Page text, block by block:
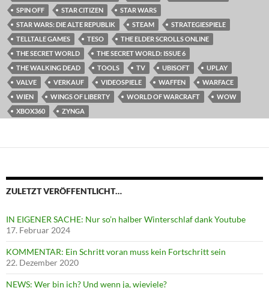
SPIN OFF
STAR CITIZEN
STAR WARS
STAR WARS: DIE ALTE REPUBLIK
STEAM
STRATEGIESPIELE
TELLTALE GAMES
TESO
THE ELDER SCROLLS ONLINE
THE SECRET WORLD
THE SECRET WORLD: ISSUE 6
THE WALKING DEAD
TOOLS TV UBISOFT
UPLAY
VALVE
VERKAUF VIDEOSPIELE WAFFEN
WARFACE
WIEN
WINGS OF LIBERTY WORLD OF WARCRAFT
WOW
XBOX360
ZYNGA
ZULETZT VERÖFFENTLICHT…
IN EIGENER SACHE: Nur so’n halber Winterschlaf dank Youtube
17. Februar 2024
KOMMENTAR: Ein Schritt voran muss kein Fortschritt sein
22. Dezember 2020
NEWS: Wer bin ich? Und wenn ja, wieviele?